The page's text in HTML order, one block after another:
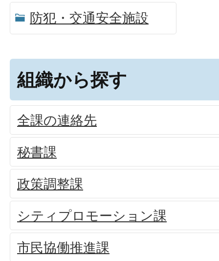
防犯・交通安全施設
組織から探す
全課の連絡先
秘書課
政策調整課
シティプロモーション課
市民協働推進課